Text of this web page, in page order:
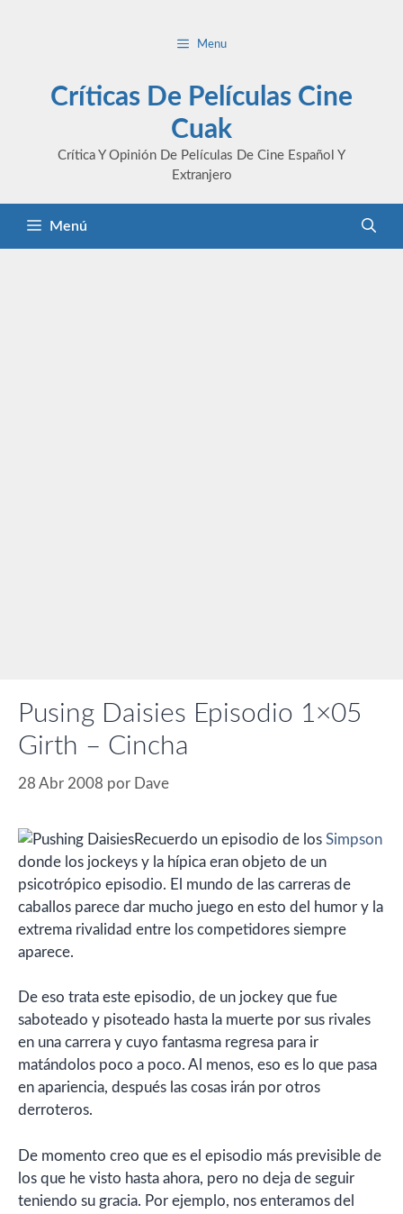
Menu
Críticas De Películas Cine
Cuak
Crítica Y Opinión De Películas De Cine Español Y
Extranjero
Menú
Pusing Daisies Episodio 1×05
Girth – Cincha
28 Abr 2008 por Dave
Recuerdo un episodio de los Simpson
donde los jockeys y la hípica eran objeto de un
psicotrópico episodio. El mundo de las carreras de
caballos parece dar mucho juego en esto del humor y la
extrema rivalidad entre los competidores siempre
aparece.
De eso trata este episodio, de un jockey que fue
saboteado y pisoteado hasta la muerte por sus rivales
en una carrera y cuyo fantasma regresa para ir
matándolos poco a poco. Al menos, eso es lo que pasa
en apariencia, después las cosas irán por otros
derroteros.
De momento creo que es el episodio más previsible de
los que he visto hasta ahora, pero no deja de seguir
teniendo su gracia. Por ejemplo, nos enteramos del